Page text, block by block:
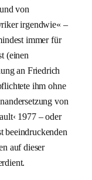
von
irgendwie« –
immer für
(einen
an Friedrich
ihm ohne
von
1977 – oder
beeindruckenden
auf dieser